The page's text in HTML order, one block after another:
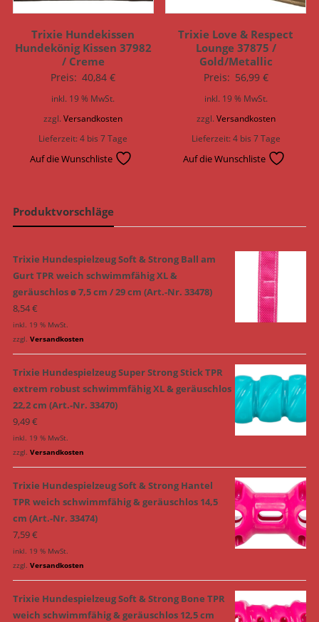
Trixie Hundekissen
Hundekönig Kissen 37982
/ Creme
Preis: 40,84€
inkl. 19 % MwSt.
zzgl.Versandkosten
Lieferzeit:4 bis 7 Tage
Auf die Wunschliste
Trixie Love & Respect
Lounge 37875 /
Gold/Metallic
Preis: 56,99 €
inkl. 19 % MwSt.
zzgl. Versandkosten
Lieferzeit:4 bis 7 Tage
Auf die Wunschliste
Produktvorschläge
Trixie Hundespielzeug Soft & Strong Ball am
Gurt TPR weich schwimmfähig XL &
geräuschlos ø 7,5 cm / 29 cm (Art.-Nr. 33478)
8,54€
inkl. 19 % MwSt.
zzgl. Versandkosten
Trixie Hundespielzeug Super Strong Stick TPR
extrem robust schwimmfähig XL & geräuschlos
22,2 cm (Art.-Nr. 33470)
9,49€
inkl. 19 % MwSt.
zzgl. Versandkosten
Trixie Hundespielzeug Soft & Strong Hantel
TPR weich schwimmfähig & geräuschlos 14,5
cm (Art.-Nr. 33474)
7,59€
inkl. 19 % MwSt.
zzgl. Versandkosten
Trixie Hundespielzeug Soft & Strong Bone TPR
weich schwimmfähig & geräuschlos 12,5 cm